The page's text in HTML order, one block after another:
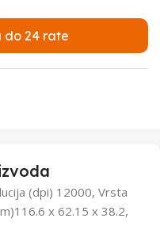
do 24 rate
(dpi) 12000, Vrsta
x 62.15 x 38.2,